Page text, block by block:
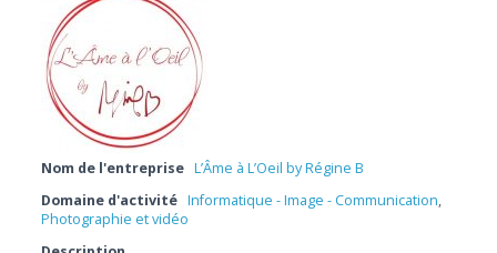
Nom de l'entreprise L’Âme à L’Oeil by Régine B
Domaine d'activité Informatique - Image - Communication,
Photographie et vidéo